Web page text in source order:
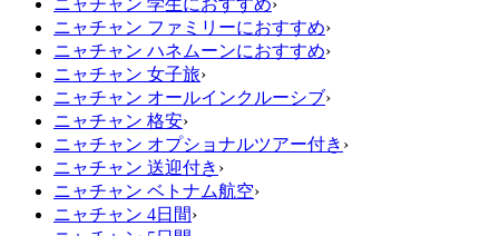
ニャチャン 学生におすすめ›
ニャチャン ファミリーにおすすめ›
ニャチャン ハネムーンにおすすめ›
ニャチャン 女子旅›
ニャチャン オールインクルーシブ›
ニャチャン 格安›
ニャチャン オプショナルツアー付き ›
ニャチャン 送迎付き ›
ニャチャン ベトナム航空›
ニャチャン 4日間›